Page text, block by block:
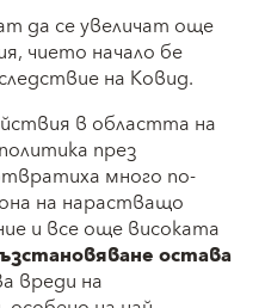
да се увеличат още
чието начало бе
на Ковид.
в областта на
през
много по-
на нарастващо
и все още високата
остава
вреди на